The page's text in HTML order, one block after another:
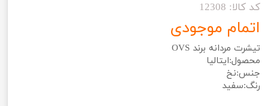
کد کالا: 12308
اتمام موجودی
تیشرت مردانه برند OVS
محصول:ایتالیا
جنس:نخ
رنگ:سفید